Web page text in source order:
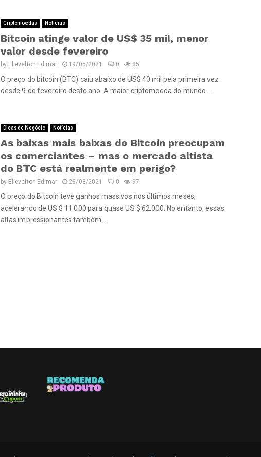
Criptomoedas Notícias
Bitcoin atinge valor de US$ 35 mil, menor
valor desde fevereiro
by Elievelton Edimar 19/05/2021 0 85
O preço do bitcoin (BTC) caiu abaixo de US$ 40 mil pela primeira vez
desde 9 de fevereiro deste ano. A maior criptomoeda do mundo...
Dicas de Negócio Notícias
As baixas mais baixas do Bitcoin preocupam
os comerciantes – mas o mercado altista
do BTC está realmente em perigo?
by Elievelton Edimar 23/03/2021 0 97
O preço do Bitcoin teve ganhos massivos nos últimos meses,
acelerando de US $ 11.000 para quase US $ 62.000. No entanto, essas
altas impressionantes também...